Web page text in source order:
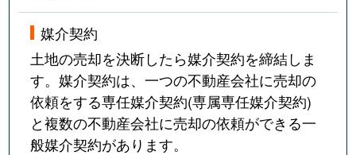
媒介契約
土地の売却を決断したら媒介契約を締結しま
す。媒介契約は、一つの不動産会社に売却の
依頼をする専任媒介契約(専属専任媒介契約)
と複数の不動産会社に売却の依頼ができる一
般媒介契約があります。